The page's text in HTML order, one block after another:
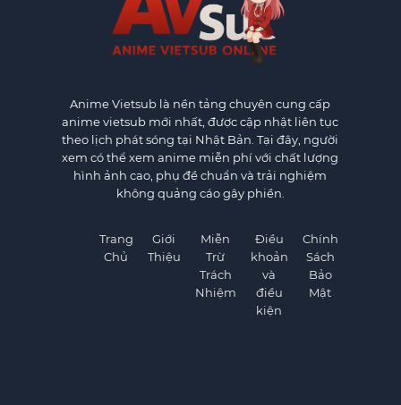
Anime Vietsub là nền tảng chuyên cung cấp
anime vietsub mới nhất, được cập nhật liên tục
theo lịch phát sóng tại Nhật Bản. Tại đây, người
xem có thể xem anime miễn phí với chất lượng
hình ảnh cao, phụ đề chuẩn và trải nghiệm
không quảng cáo gây phiền.
Trang
Chủ
Giới
Thiệu
Miễn
Trừ
Trách
Nhiệm
Điều
khoản
và
điều
kiện
Chính
Sách
Bảo
Mật